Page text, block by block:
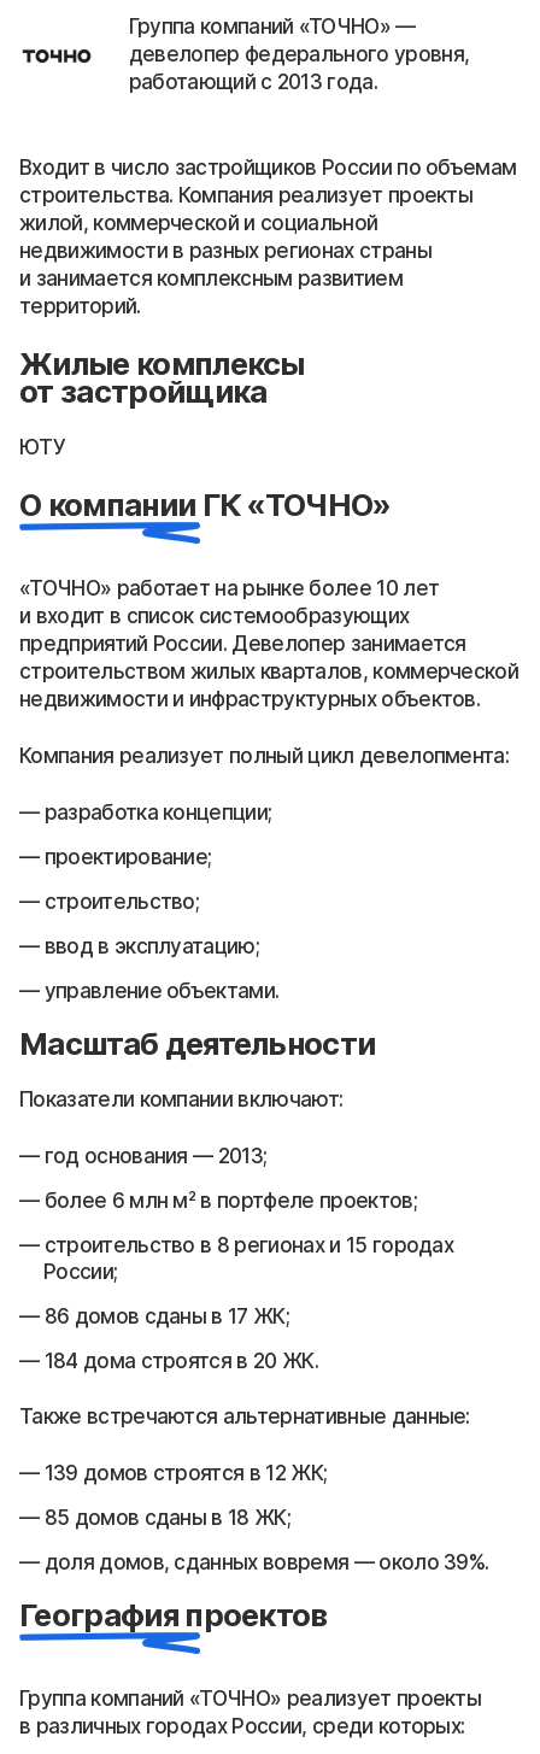
Группа компаний «ТОЧНО» —
девелопер федерального уровня,
работающий с 2013 года.
Входит в число застройщиков России по объемам
строительства. Компания реализует проекты
жилой, коммерческой и социальной
недвижимости в разных регионах страны
и занимается комплексным развитием
территорий.
Жилые комплексы
от застройщика
ЮТУ
О компании ГК «ТОЧНО»
«ТОЧНО» работает на рынке более 10 лет
и входит в список системообразующих
предприятий России. Девелопер занимается
строительством жилых кварталов, коммерческой
недвижимости и инфраструктурных объектов.
Компания реализует полный цикл девелопмента:
разработка концепции;
проектирование;
строительство;
ввод в эксплуатацию;
управление объектами.
Масштаб деятельности
Показатели компании включают:
год основания — 2013;
более 6 млн м² в портфеле проектов;
строительство в 8 регионах и 15 городах
России;
86 домов сданы в 17 ЖК;
184 дома строятся в 20 ЖК.
Также встречаются альтернативные данные:
139 домов строятся в 12 ЖК;
85 домов сданы в 18 ЖК;
доля домов, сданных вовремя — около 39%.
География проектов
Группа компаний «ТОЧНО» реализует проекты
в различных городах России, среди которых: